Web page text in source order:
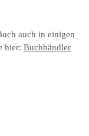
auch in einigen
hier: Buchhändler